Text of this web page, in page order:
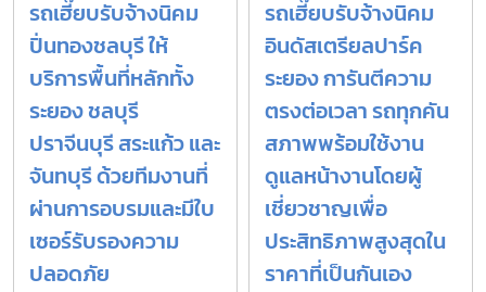
รถเฮี๊ยบรับจ้างนิคม
ปิ่นทองชลบุรี ให้
บริการพื้นที่หลักทั้ง
ระยอง ชลบุรี
ปราจีนบุรี สระแก้ว และ
จันทบุรี ด้วยทีมงานที่
ผ่านการอบรมและมีใบ
เซอร์รับรองความ
ปลอดภัย
รถเฮี๊ยบรับจ้างนิคม
อินดัสเตรียลปาร์ค
ระยอง การันตีความ
ตรงต่อเวลา รถทุกคัน
สภาพพร้อมใช้งาน
ดูแลหน้างานโดยผู้
เชี่ยวชาญเพื่อ
ประสิทธิภาพสูงสุดใน
ราคาที่เป็นกันเอง